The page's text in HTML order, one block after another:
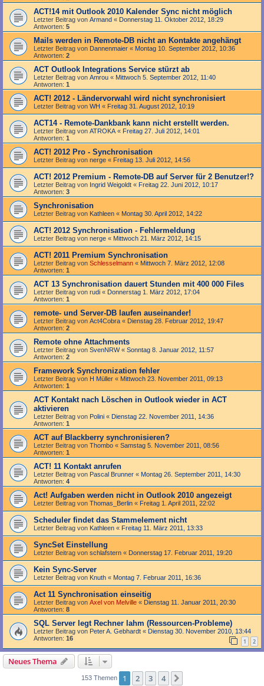
ACT!14 mit Outlook 2010 Kalender Sync nicht möglich
Letzter Beitrag von Armand « Donnerstag 11. Oktober 2012, 18:29
Antworten: 5
Mails werden in Remote-DB nicht an Kontakte angehängt
Letzter Beitrag von Dannenmaier « Montag 10. September 2012, 10:36
Antworten: 2
ACT Outlook Integrations Service stürzt ab
Letzter Beitrag von Amrou « Mittwoch 5. September 2012, 11:40
Antworten: 1
ACT! 2012 - Ländervorwahl wird nicht synchronisiert
Letzter Beitrag von WH « Freitag 31. August 2012, 10:19
ACT14 - Remote-Dankbank kann nicht erstellt werden.
Letzter Beitrag von ATROKA « Freitag 27. Juli 2012, 14:01
Antworten: 1
ACT! 2012 Pro - Synchronisation
Letzter Beitrag von nerge « Freitag 13. Juli 2012, 14:56
ACT! 2012 Premium - Remote-DB auf Server für 2 Benutzer!?
Letzter Beitrag von Ingrid Weigoldt « Freitag 22. Juni 2012, 10:17
Antworten: 3
Synchronisation
Letzter Beitrag von Kathleen « Montag 30. April 2012, 14:22
ACT! 2012 Synchronisation - Fehlermeldung
Letzter Beitrag von nerge « Mittwoch 21. März 2012, 14:15
ACT! 2011 Premium Synchronisation
Letzter Beitrag von Schlesselmann « Mittwoch 7. März 2012, 12:08
Antworten: 1
ACT 13 Synchronisation dauert Stunden mit 400 000 Files
Letzter Beitrag von rudi « Donnerstag 1. März 2012, 17:04
Antworten: 1
remote- und Server-DB laufen auseinander!
Letzter Beitrag von Act4Cobra « Dienstag 28. Februar 2012, 19:47
Antworten: 2
Remote ohne Attachments
Letzter Beitrag von SvenNRW« Sonntag 8. Januar 2012, 11:57
Antworten: 2
Framework Synchronization fehler
Letzter Beitrag von H Müller « Mittwoch 23. November 2011, 09:13
Antworten: 1
ACT Kontakt nach Löschen in Outlook wieder in ACT
aktivieren
Letzter Beitrag von Polini « Dienstag 22. November 2011, 14:36
Antworten: 1
ACT auf Blackberry synchronisieren?
Letzter Beitrag von Thombo « Samstag 5. November 2011, 08:56
Antworten: 1
ACT! 11 Kontakt anrufen
Letzter Beitrag von Pascal Brunner « Montag 26. September 2011, 14:30
Antworten: 4
Act! Aufgaben werden nicht in Outlook 2010 angezeigt
Letzter Beitrag von Thomas_Berlin « Freitag 1. April 2011, 22:02
Scheduler findet das Stammelement nicht
Letzter Beitrag von Kathleen « Freitag 11. März 2011, 13:33
SyncSet Einstellung
Letzter Beitrag von schlafstern « Donnerstag 17. Februar 2011, 19:20
Kein Sync-Server
Letzter Beitrag von Knuth « Montag 7. Februar 2011, 16:36
Act 11 Synchronisation einseitig
Letzter Beitrag von Axel von Melville « Dienstag 11. Januar 2011, 20:30
Antworten: 8
SQL Server legt Rechner lahm (Ressourcen-Probleme)
Letzter Beitrag von Peter A. Gebhardt « Dienstag 30. November 2010, 13:44
Antworten: 16 1 2
Neues Thema
153 Themen 1 2 3 4